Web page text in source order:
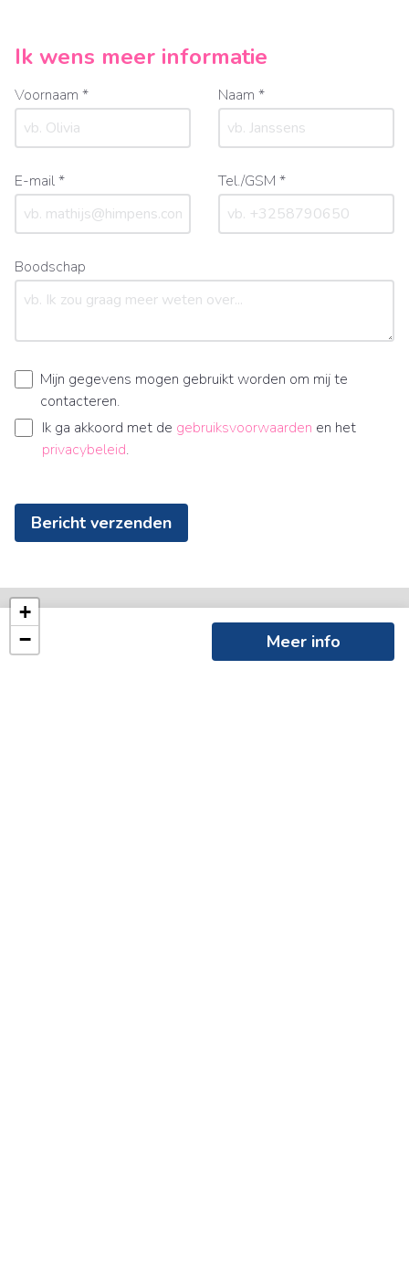
Meer info
Ik wens meer informatie
Voornaam * Naam *
E-mail * Tel./GSM *
Boodschap
Mijn gegevens mogen gebruikt worden om mij te
contacteren.
Ik ga akkoord met de gebruiksvoorwaarden en het
privacybeleid.
Bericht verzenden
+
−